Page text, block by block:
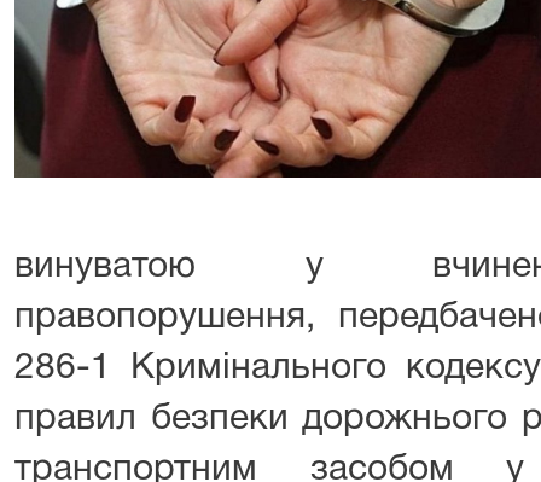
винуватою у
правопорушення,
286-1 Кримінального
правил безпеки дорожнього
транспортним засобом у